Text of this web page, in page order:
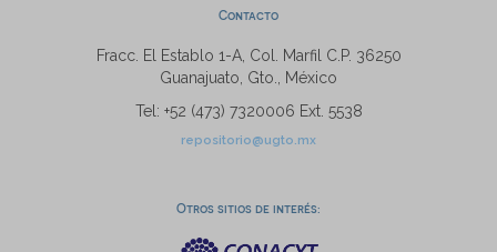
Contacto
Fracc. El Establo 1-A, Col. Marfil C.P. 36250
Guanajuato, Gto., México
Tel: +52 (473) 7320006 Ext. 5538
repositorio@ugto.mx
Otros sitios de interés: